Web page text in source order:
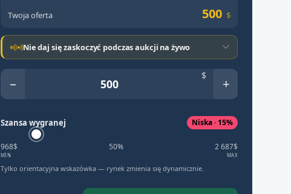
Twoja oferta 500 $
Nie daj się zaskoczyć podczas aukcji na żywo
−
$
+
Szansa wygranej Niska · 15%
968$
MIN
50% 2 687$
MAX
Tylko orientacyjna wskazówka — rynek zmienia się dynamicznie.